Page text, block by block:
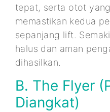
tepat, serta otot
memastikan kedua
sepanjang lift.
halus dan aman
dihasilkan.
B. The Flyer
Diangkat)